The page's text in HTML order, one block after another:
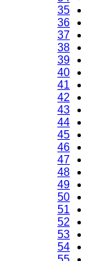
35
36
37
38
39
40
41
42
43
44
45
46
47
48
49
50
51
52
53
54